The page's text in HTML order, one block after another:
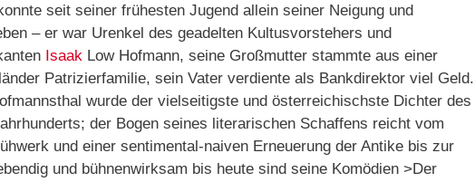
seit seiner frühesten Jugend allein seiner Neigung und
– er war Urenkel des geadelten Kultusvorstehers und
Isaak Low Hofmann, seine Großmutter stammte aus einer
Patrizierfamilie, sein Vater verdiente als Bankdirektor viel Geld.
wurde der vielseitigste und österreichischste Dichter des
der Bogen seines literarischen Schaffens reicht vom
und einer sentimental-naiven Erneuerung der Antike bis zur
und bühnenwirksam bis heute sind seine Komödien >Der